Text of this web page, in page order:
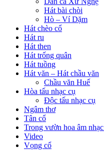
Hát bài chòi
Hò – Ví Dặm
Hát chèo cổ
Hát ru
Hát then
Hát trống quân
Hát tuồng
Hát văn – Hát chầu văn
Chầu văn Huế
Hòa tấu nhạc cụ
Độc tấu nhạc cụ
Ngâm thơ
Tân cổ
Trong vườn hoa âm
Video
Vọng cổ